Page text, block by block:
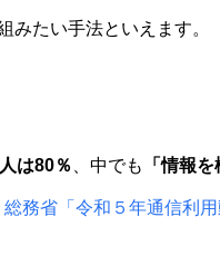
みたい手法といえます。
は80％ 、中でも 「情報
総務省「令和５年通信利用